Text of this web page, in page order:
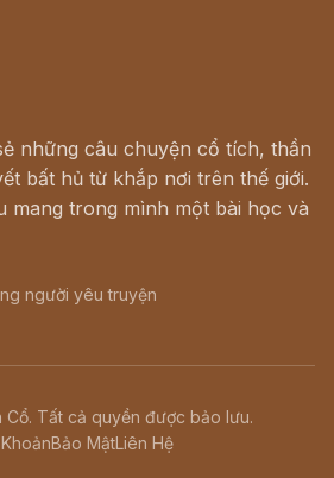
những câu chuyện cổ tích, thần
bất hủ từ khắp nơi trên thế giới.
mang trong mình một bài học và
người yêu truyện
Tất cả quyền được bảo lưu.
Bảo MậtLiên Hệ